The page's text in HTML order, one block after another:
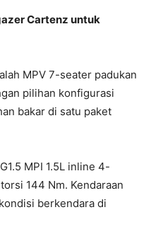
Cartenz untuk
MPV 7-seater padukan
pilihan konfigurasi
bakar di satu paket
MPI 1.5L inline 4-
144 Nm. Kendaraan
berkendara di